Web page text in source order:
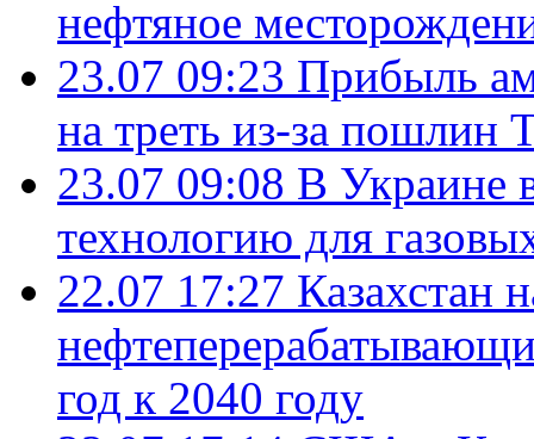
нефтяное
23.07 09:23 Прибыль
на треть из-за пошлин
23.07 09:08 В Украине
технологию для
22.07 17:27 Казахстан
год к 2040 году